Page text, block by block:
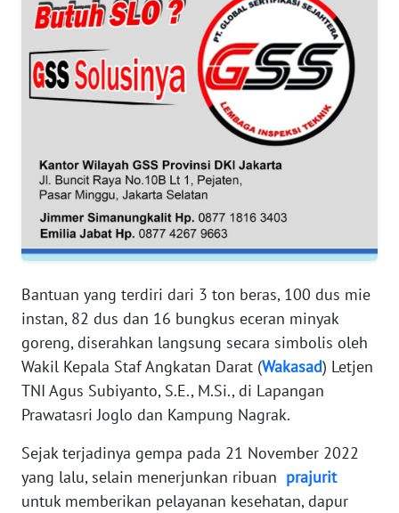
Bantuan yang terdiri dari 3 ton beras, 100 dus mie
instan, 82 dus dan 16 bungkus eceran minyak
goreng, diserahkan langsung secara simbolis oleh
Wakil Kepala Staf Angkatan Darat (Wakasad) Letjen
TNI Agus Subiyanto, S.E., M.Si., di Lapangan
Prawatasri Joglo dan Kampung Nagrak.
Sejak terjadinya gempa pada 21 November 2022
yang lalu, selain menerjunkan ribuan prajurit
untuk memberikan pelayanan kesehatan, dapur
BANTEN
WN
NTT
WN
WN
BARAT
WN
RIAU
WN
SERAMBI
WN
JAMBI